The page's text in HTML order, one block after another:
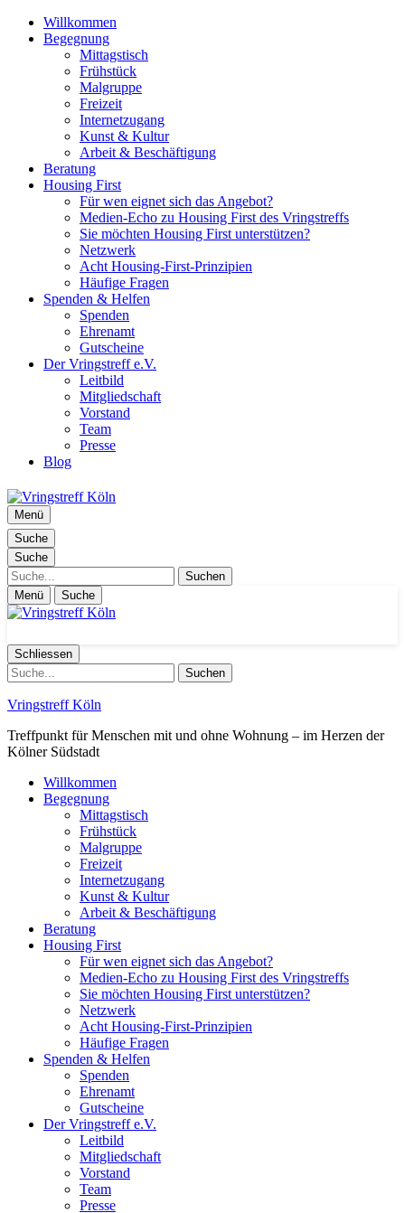
Willkommen
Begegnung
Mittagstisch
Frühstück
Malgruppe
Freizeit
Internetzugang
Kunst & Kultur
Arbeit & Beschäftigung
Beratung
Housing First
Für wen eignet sich das Angebot?
Medien-Echo zu Housing First des Vringstreffs
Sie möchten Housing First unterstützen?
Netzwerk
Acht Housing-First-Prinzipien
Häufige Fragen
Spenden & Helfen
Spenden
Ehrenamt
Gutscheine
Der Vringstreff e.V.
Leitbild
Mitgliedschaft
Vorstand
Team
Presse
Blog
Menü
Suche
Suche
Suche
Menü Suche
Schliessen
Suche
Vringstreff Köln
Treffpunkt für Menschen mit und ohne Wohnung – im Herzen der
Kölner Südstadt
Willkommen
Begegnung
Mittagstisch
Frühstück
Malgruppe
Freizeit
Internetzugang
Kunst & Kultur
Arbeit & Beschäftigung
Beratung
Housing First
Für wen eignet sich das Angebot?
Medien-Echo zu Housing First des Vringstreffs
Sie möchten Housing First unterstützen?
Netzwerk
Acht Housing-First-Prinzipien
Häufige Fragen
Spenden & Helfen
Spenden
Ehrenamt
Gutscheine
Der Vringstreff e.V.
Leitbild
Mitgliedschaft
Vorstand
Team
Presse